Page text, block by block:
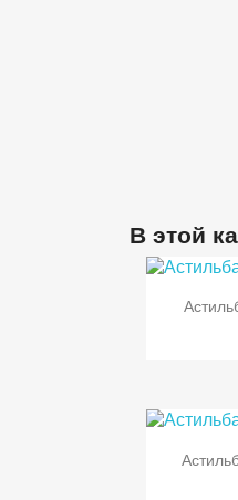
В этой

